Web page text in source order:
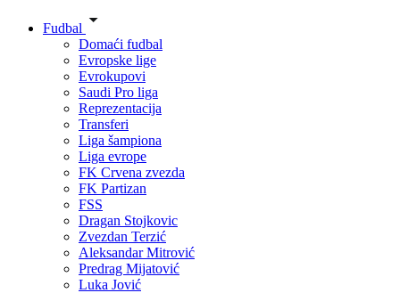
Fudbal
Domaći fudbal
Evropske lige
Evrokupovi
Saudi Pro liga
Reprezentacija
Transferi
Liga šampiona
Liga evrope
FK Crvena zvezda
FK Partizan
FSS
Dragan Stojkovic
Zvezdan Terzić
Aleksandar Mitrović
Predrag Mijatović
Luka Jović